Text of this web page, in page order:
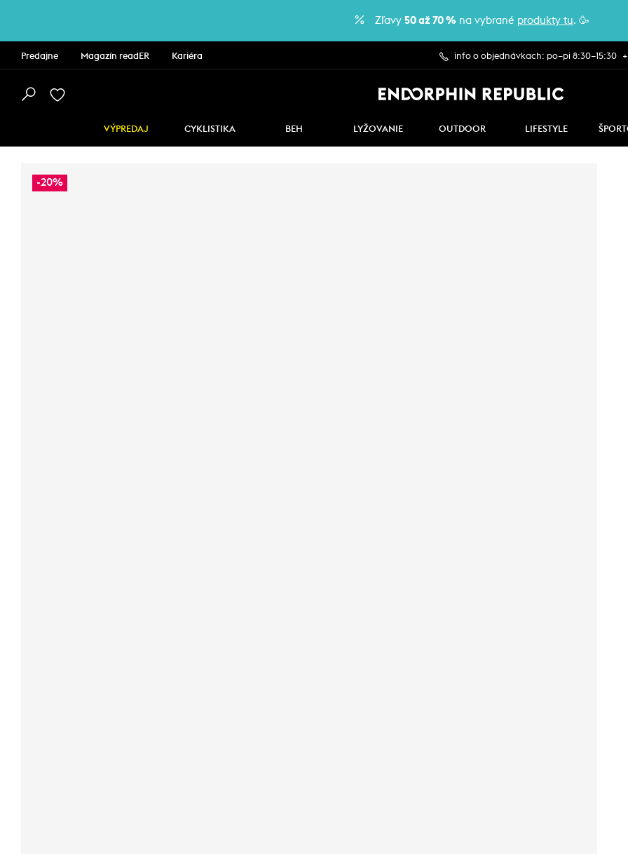
Zľavy 50 až 70 % na vybrané produkty tu. 🥳
Predajne Magazín readER Kariéra info o objednávkach: po–pi 8:30–15:30
VÝPREDAJ CYKLISTIKA BEH LYŽOVANIE OUTDOOR LIFESTYLE
-20%